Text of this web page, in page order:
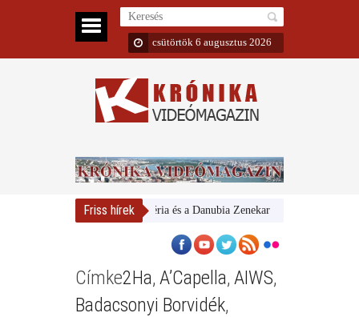
csütörtök 6 augusztus 2026
Friss hírek
Magyar Nemzeti Galéria és a Danubia Zenekar
Címke2Ha, A’Capella, AIWS,
Badacsonyi Borvidék,